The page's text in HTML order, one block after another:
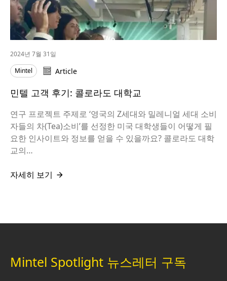
2024년 7월 31일
Mintel
Article
민텔 고객 후기: 콜로라도 대학교
연구 프로젝트 주제로 ‘영국의 Z세대와 밀레니얼 세대 소비
자들의 차(Tea)소비’를 선정한 미국 대학생들이 어떻게 필
요한 인사이트와 정보를 얻을 수 있을까요? 콜로라도 대학
교의…
자세히 보기
Mintel Spotlight 뉴스레터 구독